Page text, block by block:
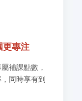
更專注
補課點數，
同時享有到